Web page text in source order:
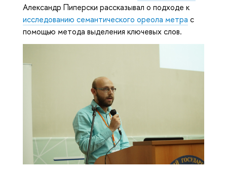
Александр Пиперски рассказывал о подходе к
исследованию семантического ореола метра с
помощью метода выделения ключевых слов.